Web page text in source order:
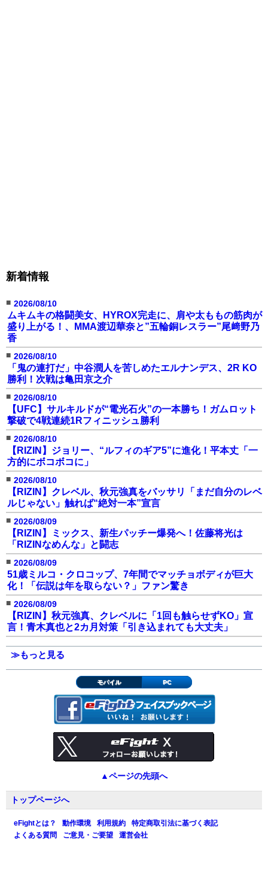
新着情報
■ 2026/08/10
ムキムキの格闘美女、HYROX完走に、肩や太ももの筋肉が
盛り上がる！、MMA渡辺華奈と”五輪銅レスラー”尾﨑野乃
香
■ 2026/08/10
「鬼の連打だ」中谷潤人を苦しめたエルナンデス、2R KO
勝利！次戦は亀田京之介
■ 2026/08/10
【UFC】サルキルドが“電光石火”の一本勝ち！ガムロット
撃破で4戦連続1Rフィニッシュ勝利
■ 2026/08/10
【RIZIN】ジョリー、“ルフィのギア5”に進化！平本丈「一
方的にボコボコに」
■ 2026/08/10
【RIZIN】クレベル、秋元強真をバッサリ「まだ自分のレベ
ルじゃない」触れば“絶対一本”宣言
■ 2026/08/09
【RIZIN】ミックス、新生パッチー爆発へ！佐藤将光は
「RIZINなめんな」と闘志
■ 2026/08/09
51歳ミルコ・クロコップ、7年間でマッチョボディが巨大
化！「伝説は年を取らない？」ファン驚き
■ 2026/08/09
【RIZIN】秋元強真、クレベルに「1回も触らせずKO」宣
言！青木真也と2カ月対策「引き込まれても大丈夫」
≫もっと見る
モバイル PC
▲ページの先頭へ
トップページへ
eFightとは？ 動作環境 利用規約
特定商取引法に基づく表記
よくある質問
ご意見・ご要望 運営会社